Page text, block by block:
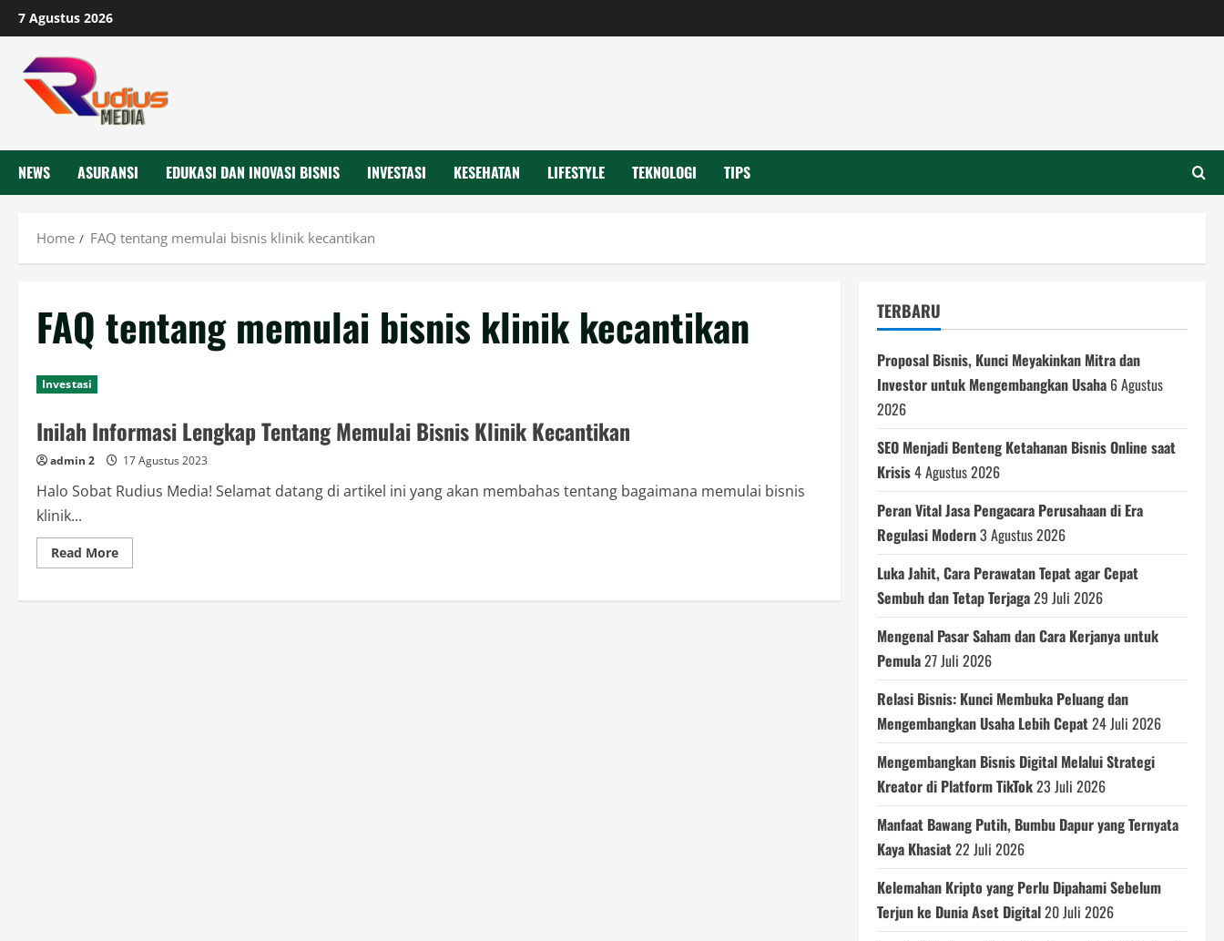
Skip
to
content
7 Agustus 2026
NEWS ASURANSI EDUKASI DAN INOVASI BISNIS INVESTASI KESEHATAN LIFESTYLE TEKNOLOGI TIPS
Home FAQ tentang memulai bisnis klinik kecantikan
FAQ tentang memulai bisnis klinik kecantikan
Investasi
Inilah Informasi Lengkap Tentang Memulai Bisnis Klinik Kecantikan
admin 2 17 Agustus 2023
Halo Sobat Rudius Media! Selamat datang di artikel ini yang akan membahas tentang bagaimana memulai bisnis
klinik...
Read MoreRead
more
Informasi
TERBARU
Proposal Bisnis, Kunci Meyakinkan Mitra dan
Investor untuk Mengembangkan Usaha 6 Agustus
2026
SEO Menjadi Benteng Ketahanan Bisnis Online saat
Krisis4 Agustus 2026
Peran Vital Jasa Pengacara Perusahaan di Era
Regulasi Modern3 Agustus 2026
Luka Jahit, Cara Perawatan Tepat agar Cepat
Sembuh dan Tetap Terjaga29 Juli 2026
Mengenal Pasar Saham dan Cara Kerjanya untuk
Pemula27 Juli 2026
Relasi Bisnis: Kunci Membuka Peluang dan
Mengembangkan Usaha Lebih Cepat24 Juli 2026
Mengembangkan Bisnis Digital Melalui Strategi
Kreator di Platform TikTok23 Juli 2026
Manfaat Bawang Putih, Bumbu Dapur yang Ternyata
Kaya Khasiat22 Juli 2026
Kelemahan Kripto yang Perlu Dipahami Sebelum
Terjun ke Dunia Aset Digital20 Juli 2026